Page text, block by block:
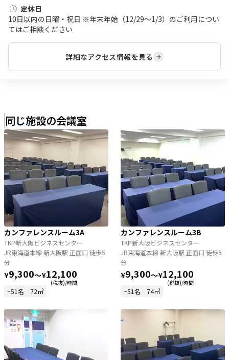
定休日
10日以内の日曜・祝日 ※年末年始（12/29～1/3）のご利用につい
てはご相談ください
詳細なアクセス情報を見る
同じ施設の会議室
カンファレンスルーム3A
TKP新大阪ビジネスセンター
JR東海道本線 新大阪駅 正面口 徒歩5
分
¥9,300〜¥12,100
(税抜)/時間
~51名 72㎡
カンファレンスルーム3B
TKP新大阪ビジネスセンター
JR東海道本線 新大阪駅 正面口 徒歩5
分
¥9,300〜¥12,100
(税抜)/時間
~51名 74㎡